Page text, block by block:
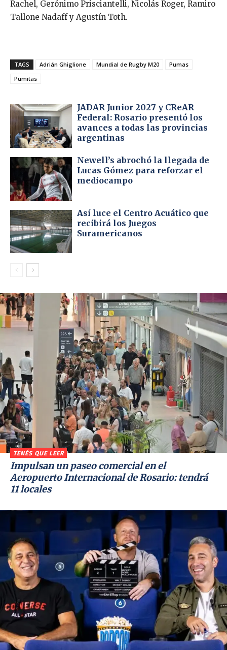
Rachel, Gerónimo Prisciantelli, Nicolás Roger, Ramiro
Tallone Nadaff y Agustín Toth.
TAGS Adrián Ghiglione Mundial de Rugby M20
Pumas
Pumitas
JADAR Junior 2027 y CReAR
Federal: Rosario presentó los
avances a todas las provincias
argentinas
Newell’s abrochó la llegada de
Lucas Gómez para reforzar el
mediocampo
Así luce el Centro Acuático que
recibirá los Juegos
Suramericanos
TENÉS QUE LEER
Impulsan un paseo comercial en el
Aeropuerto Internacional de Rosario: tendrá
11 locales